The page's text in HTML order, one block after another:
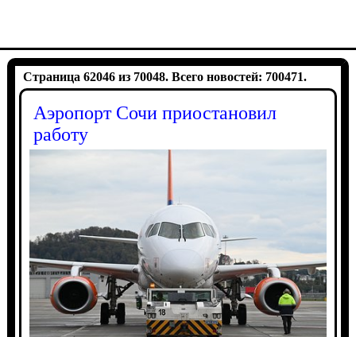
Страница 62046 из 70048. Всего новостей: 700471.
Аэропорт Сочи приостановил
работу